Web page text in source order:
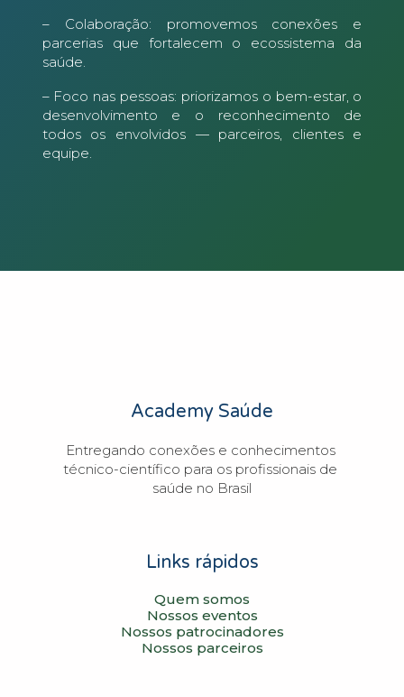
– Colaboração: promovemos conexões e
parcerias que fortalecem o ecossistema da
saúde.
– Foco nas pessoas: priorizamos o bem-estar, o
desenvolvimento e o reconhecimento de
todos os envolvidos — parceiros, clientes e
equipe.
Academy Saúde
Entregando conexões e conhecimentos
técnico-científico para os profissionais de
saúde no Brasil
Links rápidos
Quem somos
Nossos eventos
Nossos patrocinadores
Nossos parceiros